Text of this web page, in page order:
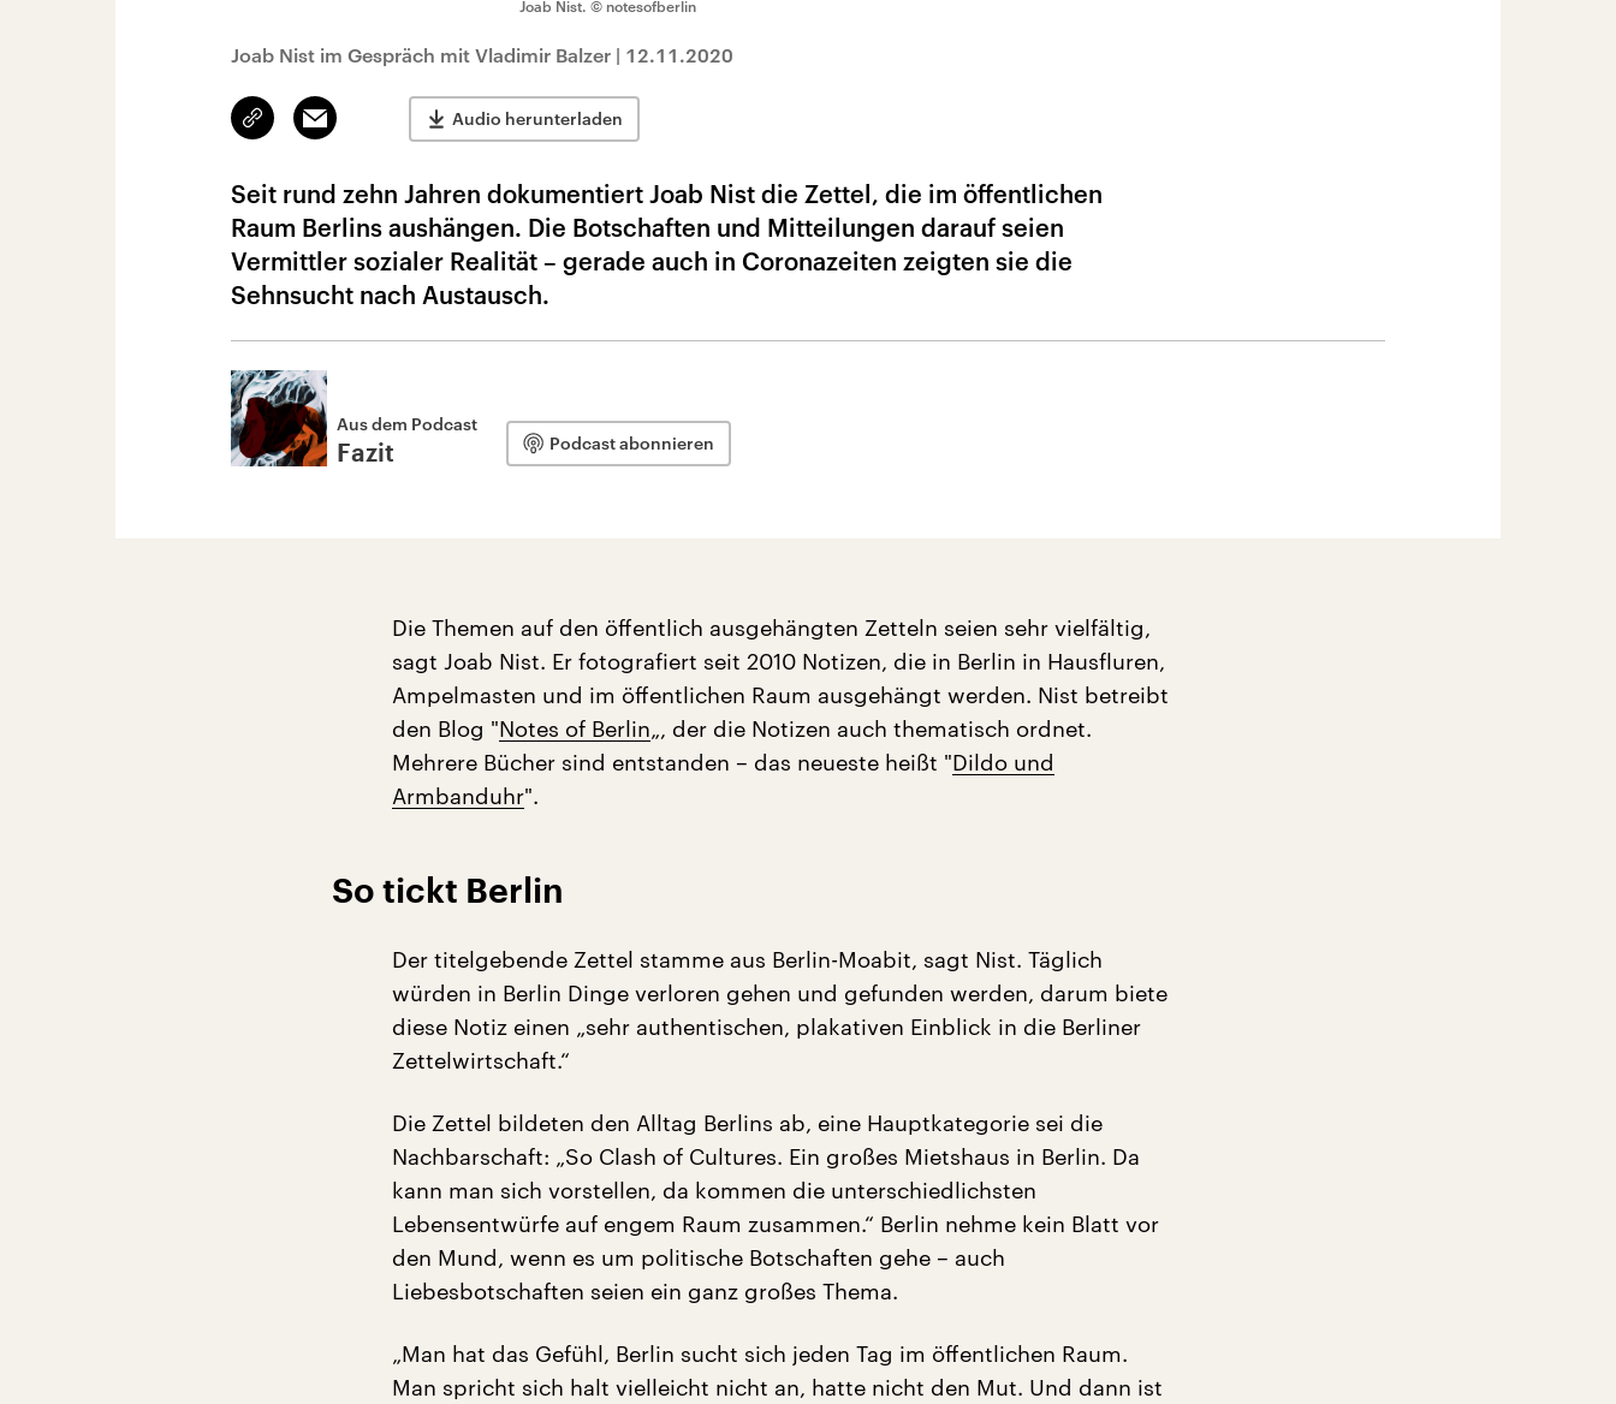
Joab Nist. © notesofberlin
Joab Nist im Gespräch mit Vladimir Balzer | 12.11.2020
Link
kopieren/teilen
Email Audio herunterladen
Seit rund zehn Jahren dokumentiert Joab Nist die Zettel, die im öffentlichen
Raum Berlins aushängen. Die Botschaften und Mitteilungen darauf seien
Vermittler sozialer Realität – gerade auch in Coronazeiten zeigten sie die
Sehnsucht nach Austausch.
Aus dem Podcast
Fazit Podcast abonnieren
Die Themen auf den öffentlich ausgehängten Zetteln seien sehr vielfältig,
sagt Joab Nist. Er fotografiert seit 2010 Notizen, die in Berlin in Hausfluren,
Ampelmasten und im öffentlichen Raum ausgehängt werden. Nist betreibt
den Blog "Notes of Berlin„, der die Notizen auch thematisch ordnet.
Mehrere Bücher sind entstanden – das neueste heißt "Dildo und
Armbanduhr".
So tickt Berlin
Der titelgebende Zettel stamme aus Berlin-Moabit, sagt Nist. Täglich
würden in Berlin Dinge verloren gehen und gefunden werden, darum biete
diese Notiz einen „sehr authentischen, plakativen Einblick in die Berliner
Zettelwirtschaft.“
Die Zettel bildeten den Alltag Berlins ab, eine Hauptkategorie sei die
Nachbarschaft: „So Clash of Cultures. Ein großes Mietshaus in Berlin. Da
kann man sich vorstellen, da kommen die unterschiedlichsten
Lebensentwürfe auf engem Raum zusammen.“ Berlin nehme kein Blatt vor
den Mund, wenn es um politische Botschaften gehe – auch
Liebesbotschaften seien ein ganz großes Thema.
„Man hat das Gefühl, Berlin sucht sich jeden Tag im öffentlichen Raum.
Man spricht sich halt vielleicht nicht an, hatte nicht den Mut. Und dann ist